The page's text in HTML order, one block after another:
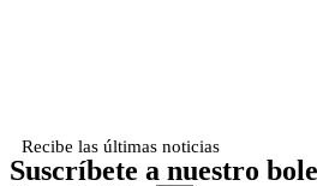
Recibe las últimas noticias
Suscríbete a nuestro